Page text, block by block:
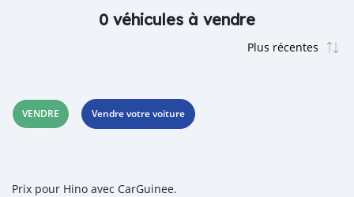
0 véhicules à vendre
VENDRE Vendre votre voiture
Prix pour Hino avec CarGuinee.